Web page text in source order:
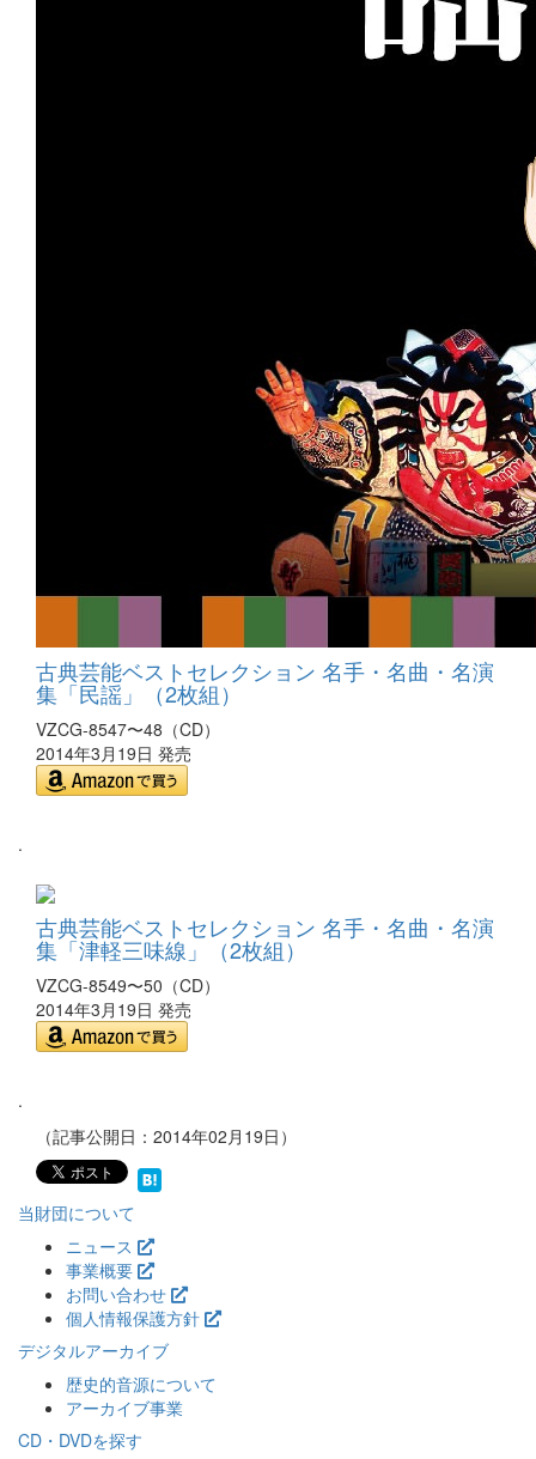
古典芸能ベストセレクション 名手・名曲・名演
集「民謡」（2枚組）
VZCG-8547〜48（CD）
2014年3月19日 発売
.
古典芸能ベストセレクション 名手・名曲・名演
集「津軽三味線」（2枚組）
VZCG-8549〜50（CD）
2014年3月19日 発売
.
（記事公開日：2014年02月19日）
当財団について
ニュース
事業概要
お問い合わせ
個人情報保護方針
デジタルアーカイブ
歴史的音源について
アーカイブ事業
CD・DVDを探す